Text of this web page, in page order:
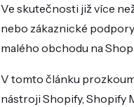
Ve skutečnosti již více
nebo zákaznické
malého obchodu na
V tomto článku
nástroji Shopify, Shopify